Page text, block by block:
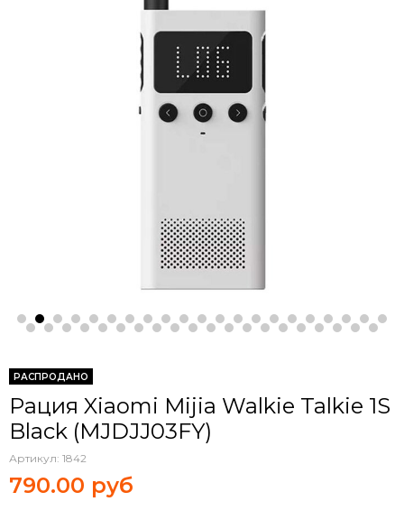
РАСПРОДАНО
Рация Xiaomi Mijia Walkie Talkie 1S
Black (MJDJJ03FY)
Артикул: 1842
790.00 руб